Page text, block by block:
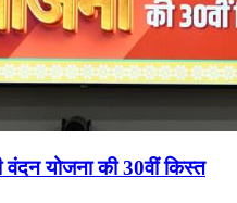
वंदन योजना की 30वीं किस्त